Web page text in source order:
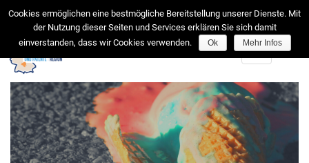
facebook
Toggle
Cookies ermöglichen eine bestmögliche Bereitstellung unserer Dienste. Mit
der Nutzung dieser Seiten und Services erklären Sie sich damit
einverstanden, dass wir Cookies verwenden.
Ok Mehr Infos